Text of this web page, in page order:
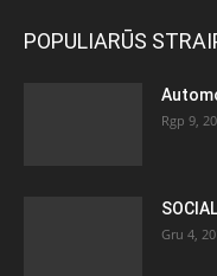
POPULIARŪS
Rgp 9,
Gru 4,